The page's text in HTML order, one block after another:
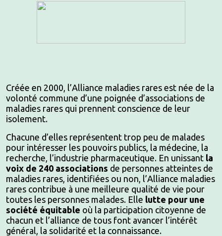
Créée en 2000, l’Alliance maladies rares est née de la
volonté commune d’une poignée d’associations de
maladies rares qui prennent conscience de leur
isolement.
Chacune d’elles représentent trop peu de malades
pour intéresser les pouvoirs publics, la médecine, la
recherche, l’industrie pharmaceutique. En unissant la
voix de 240 associations de personnes atteintes de
maladies rares, identifiées ou non, l’Alliance maladies
rares contribue à une meilleure qualité de vie pour
toutes les personnes malades. Elle lutte pour une
société équitable où la participation citoyenne de
chacun et l’alliance de tous font avancer l’intérêt
général, la solidarité et la connaissance.